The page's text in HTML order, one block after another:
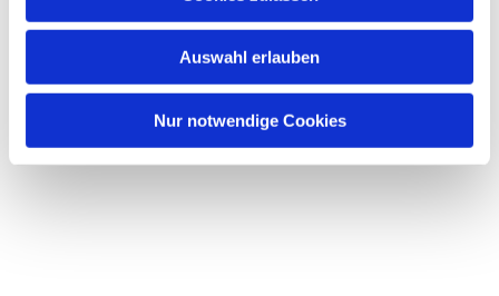
Auswahl erlauben
Nur notwendige Cookies